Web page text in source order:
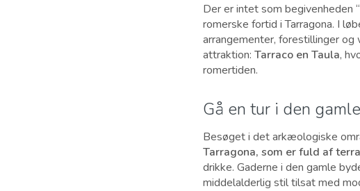
Der er intet som begivenheden “
romerske fortid i Tarragona. I
arrangementer, forestillinger og
attraktion: Tarraco en Taula,
romertiden.
Gå en tur i den
Besøget i det arkæologiske
Tarragona, som er fuld af
drikke. Gaderne i den gamle
middelalderlig stil tilsat med